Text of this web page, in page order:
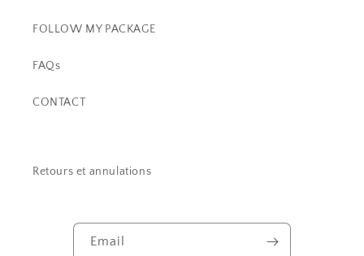
FOLLOW MY PACKAGE
FAQs
CONTACT
Retours et annulations
Email